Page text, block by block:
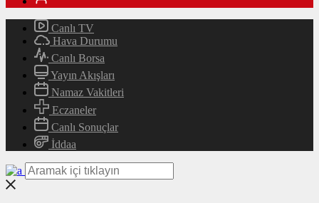
Canlı TV
Hava Durumu
Canlı Borsa
Yayın Akışları
Namaz Vakitleri
Eczaneler
Canlı Sonuçlar
İddaa